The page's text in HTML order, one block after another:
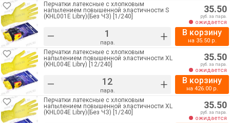
Перчатки латексные с хлопковым
напылением повышенной эластичности S
(KHL001E Libry)(Без ЧЗ) [1/240]
– пара. +
35.50
руб. за пара.
ожидается
В корзину
на 35.50р.
Перчатки латексные с хлопковым
напылением повышенной эластичности XL
(KHL004E Libry) [12/240]
– пара. +
35.50
руб. за пара.
ожидается
В корзину
на 426.00р.
Перчатки латексные с хлопковым
напылением повышенной эластичности XL
(KHL004E Libry)(Без ЧЗ) [1/240]
35.50
руб. за пара.
ожидается